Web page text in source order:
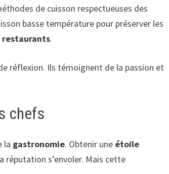
de cuisson respectueuses des
basse température pour préserver les
restaurants.
réflexion. Ils témoignent de la passion et
chefs
la gastronomie. Obtenir une étoile
réputation s’envoler. Mais cette